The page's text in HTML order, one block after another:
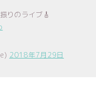
りのライブ🎸
2018年7月29日